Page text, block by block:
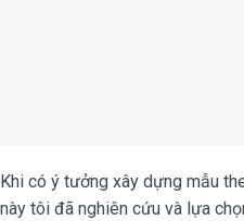
Khi có ý tưởng xây dựng mẫu
này tôi đã nghiên cứu và lựa